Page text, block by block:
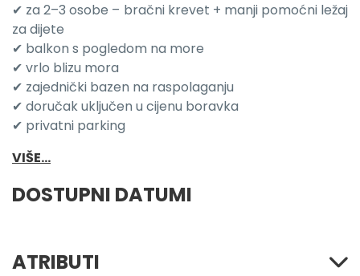
✔ za 2–3 osobe – bračni krevet + manji pomoćni ležaj
za dijete
✔ balkon s pogledom na more
✔ vrlo blizu mora
✔ zajednički bazen na raspolaganju
✔ doručak uključen u cijenu boravka
✔ privatni parking
VIŠE...
DOSTUPNI DATUMI
ATRIBUTI